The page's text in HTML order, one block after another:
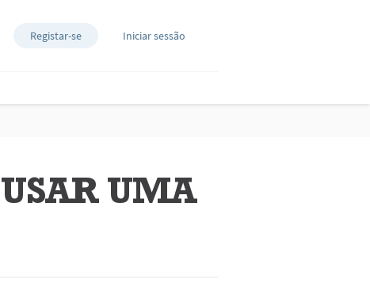
Registar-se Iniciar sessão
UMA